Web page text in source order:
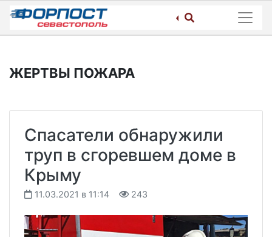
Skip
content
ЖЕРТВЫ ПОЖАРА
Спасатели обнаружили
труп в сгоревшем доме в
Крыму
11.03.2021 в 11:14 243